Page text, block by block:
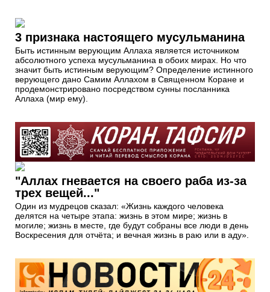
3 признака настоящего мусульманина
Быть истинным верующим Аллаха является источником
абсолютного успеха мусульманина в обоих мирах. Но что
значит быть истинным верующим? Определение истинного
верующего дано Самим Аллахом в Священном Коране и
продемонстрировано посредством сунны посланника
Аллаха (мир ему).
"Аллах гневается на своего раба из-за
трех вещей..."
Один из мудрецов сказал: «Жизнь каждого человека
делятся на четыре этапа: жизнь в этом мире; жизнь в
могиле; жизнь в месте, где будут собраны все люди в день
Воскресения для отчёта; и вечная жизнь в раю или в аду».